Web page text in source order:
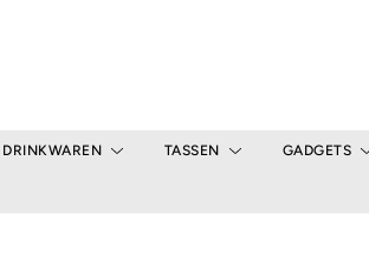
DRINKWAREN TASSEN GADGETS